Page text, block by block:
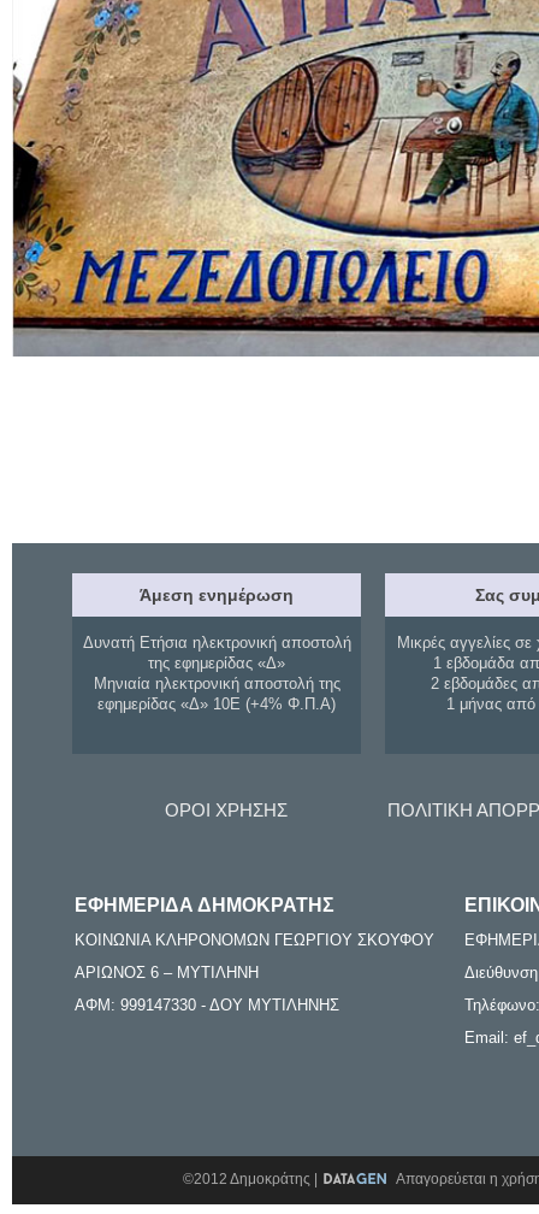
Άμεση ενημέρωση
Δυνατή Ετήσια ηλεκτρονική αποστολή
της εφημερίδας «Δ»
Μηνιαία ηλεκτρονική αποστολή της
εφημερίδας «Δ» 10Ε (+4% Φ.Π.Α)
Σας
Μικρές αγγελίες σε
1 εβδομάδα
2 εβδομάδες
1 μήνας
ΟΡΟΙ ΧΡΗΣΗΣ ΠΟΛΙΤΙΚΗ
ΕΦΗΜΕΡΙΔΑ ΔΗΜΟΚΡΑΤΗΣ
ΚΟΙΝΩΝΙΑ ΚΛΗΡΟΝΟΜΩΝ ΓΕΩΡΓΙΟΥ ΣΚΟΥΦΟΥ
ΑΡΙΩΝΟΣ 6 – ΜΥΤΙΛΗΝΗ
ΑΦΜ: 999147330 - ΔΟΥ ΜΥΤΙΛΗΝΗΣ
Email:
©2012 Δημοκράτης | Απαγορεύεται η